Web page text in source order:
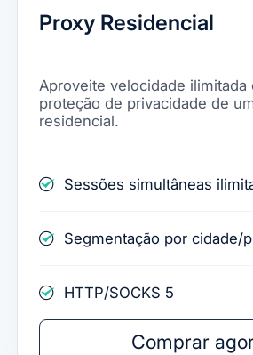
Proxy Residencial
Aproveite velocidade ilimitada
proteção de privacidade de
residencial.
Sessões simultâneas
Segmentação por cidade/
HTTP/SOCKS 5
Comprar